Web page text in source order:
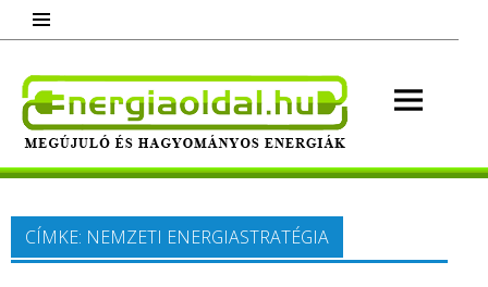
content
Megújuló és hagyományos energiák.
Minden, ami energia!
CÍMKE: NEMZETI ENERGIASTRATÉGIA